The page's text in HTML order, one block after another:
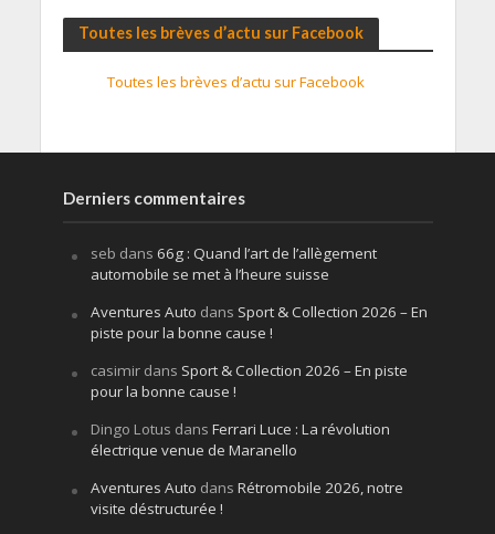
Toutes les brèves d’actu sur Facebook
Toutes les brèves d’actu sur Facebook
Derniers commentaires
seb dans 66g : Quand l’art de l’allègement
automobile se met à l’heure suisse
Aventures Auto dans Sport & Collection 2026 – En
piste pour la bonne cause !
casimirdans Sport & Collection 2026 – En piste
pour la bonne cause !
Dingo Lotus dans Ferrari Luce : La révolution
électrique venue de Maranello
Aventures Auto dans Rétromobile 2026, notre
visite déstructurée !